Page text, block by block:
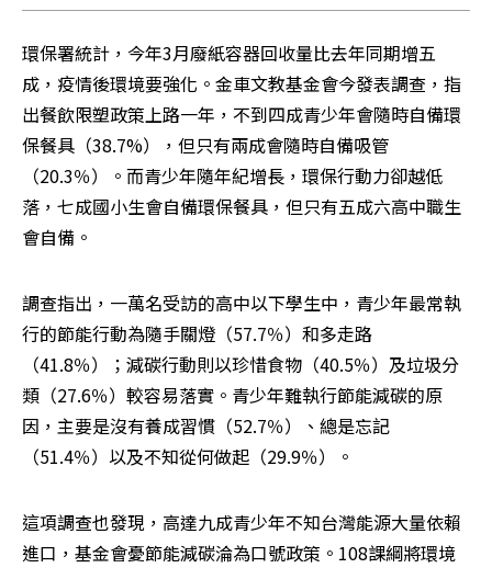
環保署統計，今年3月廢紙容器回收量比去年同期增五
成，疫情後環境要強化。金車文教基金會今發表調查，指
出餐飲限塑政策上路一年，不到四成青少年會隨時自備環
保餐具（38.7%），但只有兩成會隨時自備吸管
（20.3％）。而青少年隨年紀增長，環保行動力卻越低
落，七成國小生會自備環保餐具，但只有五成六高中職生
會自備。
調查指出，一萬名受訪的高中以下學生中，青少年最常執
行的節能行動為隨手關燈（57.7％）和多走路
（41.8％）；減碳行動則以珍惜食物（40.5％）及垃圾分
類（27.6％）較容易落實。青少年難執行節能減碳的原
因，主要是沒有養成習慣（52.7％）、總是忘記
（51.4％）以及不知從何做起（29.9％）。
這項調查也發現，高達九成青少年不知台灣能源大量依賴
進口，基金會憂節能減碳淪為口號政策。108課綱將環境